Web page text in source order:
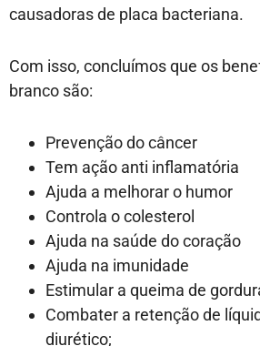
causadoras de placa bacteriana.
Com isso, concluímos que os
branco são:
Prevenção do câncer
Tem ação anti inflamatória
Ajuda a melhorar o humor
Controla o colesterol
Ajuda na saúde do coração
Ajuda na imunidade
Estimular a queima de
Combater a retenção de
diurético;